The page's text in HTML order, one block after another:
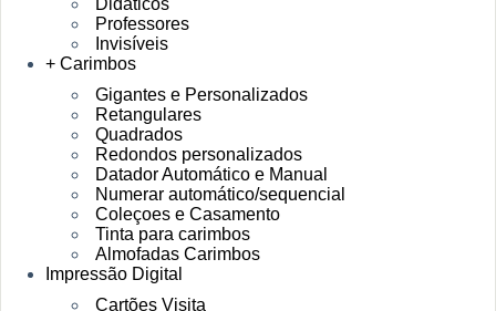
Didáticos
Professores
Invisíveis
+ Carimbos
Gigantes e Personalizados
Retangulares
Quadrados
Redondos personalizados
Datador Automático e Manual
Numerar automático/sequencial
Coleçoes e Casamento
Tinta para carimbos
Almofadas Carimbos
Impressão Digital
Cartões Visita